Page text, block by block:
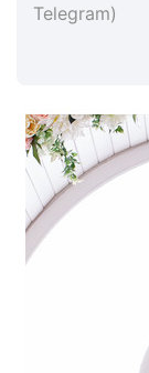
Telegram)